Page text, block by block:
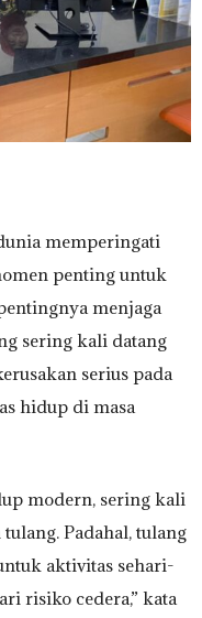
memperingati
penting untuk
menjaga
sering kali datang
serius pada
hidup di masa
modern, sering kali
Padahal, tulang
aktivitas sehari-
risiko cedera,” kata